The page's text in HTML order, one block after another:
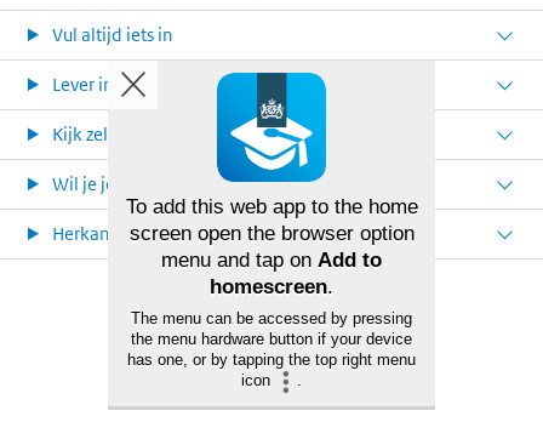
Vul altijd iets in
Lever in op volgorde
Kijk zelf je antwoorden na
Wil je je examenwerk inzien?
Herkansen heeft altijd nut
To add this web app to the home
screen open the browser option
menu and tap on Add to
homescreen.
The menu can be accessed by pressing
the menu hardware button if your device
has one, or by tapping the top right menu
icon
.